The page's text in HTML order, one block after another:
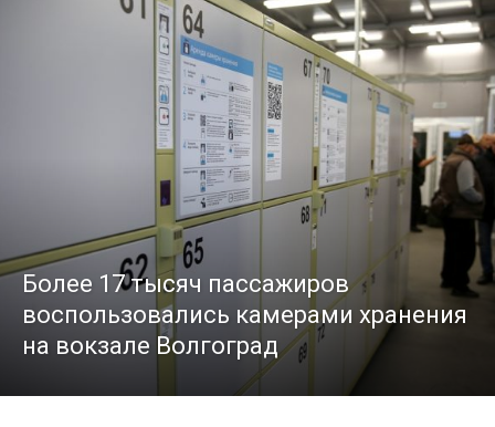
Более 17 тысяч пассажиров
воспользовались камерами хранения
на вокзале Волгоград